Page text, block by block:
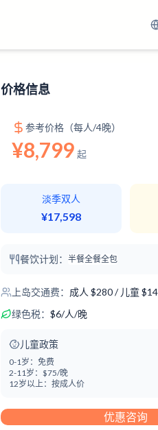
价格信息
参考价格（每人/4晚）
¥8,799 起
淡季双人
¥17,598
餐饮计划：半餐全餐全包
上岛交通费： 成人 $280/ 儿童
绿色税：$6/人/晚
儿童政策
0-1岁：免费
2-11岁：$75/晚
12岁以上：按成人价
优惠咨询